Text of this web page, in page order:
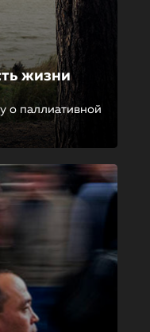
жизни
о паллиативной